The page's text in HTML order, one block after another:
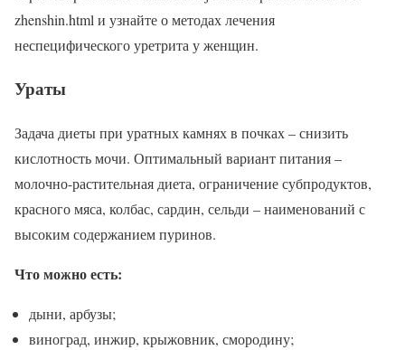
zhenshin.html и узнайте о методах лечения
неспецифического уретрита у женщин.
Ураты
Задача диеты при уратных камнях в почках – снизить
кислотность мочи. Оптимальный вариант питания –
молочно-растительная диета, ограничение субпродуктов,
красного мяса, колбас, сардин, сельди – наименований с
высоким содержанием пуринов.
Что можно есть:
дыни, арбузы;
виноград, инжир, крыжовник, смородину;